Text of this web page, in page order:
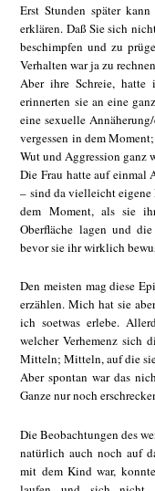
Erst Stunden später
erklären. Daß Sie sich
beschimpfen und zu
Verhalten war ja zu
Aber ihre Schreie, hatte
erinnerten sie an eine
eine sexuelle
vergessen in dem
Wut und Aggression ganz
Die Frau hatte auf einmal
– sind da vielleicht eigene
dem Moment, als sie
Oberfläche lagen und
bevor sie ihr wirklich
Den meisten mag diese
erzählen. Mich hat sie
ich soetwas erlebe.
welcher Verhemenz sich
Mitteln; Mitteln, auf die
Aber spontan war das
Ganze nur noch
Die Beobachtungen des
natürlich auch noch auf
mit dem Kind war,